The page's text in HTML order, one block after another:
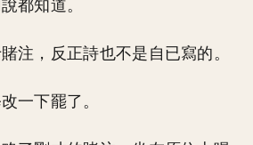
都知道。
注，反正詩也不是自已寫的。
一下罷了。